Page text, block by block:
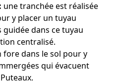
une tranchée est réalisée
y placer un tuyau
dans ce tuyau
centralisé.
fore dans le sol pour y
qui évacuent